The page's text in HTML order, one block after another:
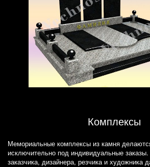
Комплексы
Мемориальные комплексы из камня
исключительно под индивидуальные
заказчика, дизайнера, резчика и художника